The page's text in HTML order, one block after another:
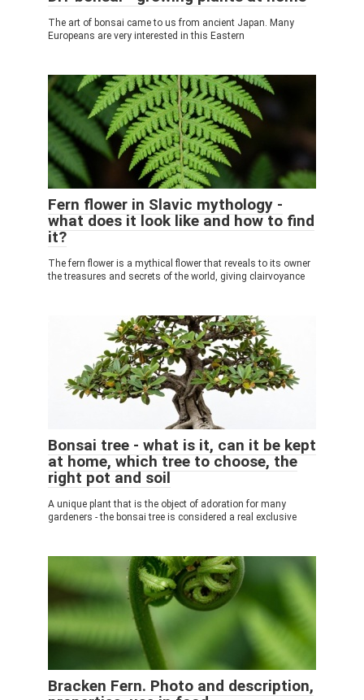
The art of bonsai came to us from ancient Japan. Many
Europeans are very interested in this Eastern
Fern flower in Slavic mythology -
what does it look like and how to find
it?
The fern flower is a mythical flower that reveals to its owner
the treasures and secrets of the world, giving clairvoyance
Bonsai tree - what is it, can it be kept
at home, which tree to choose, the
right pot and soil
A unique plant that is the object of adoration for many
gardeners - the bonsai tree is considered a real exclusive
Bracken Fern. Photo and description,